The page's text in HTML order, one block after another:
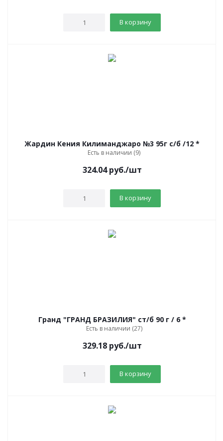
В корзину
Жардин Кения Килиманджаро №3 95г с/б /12 *
Есть в наличии (9)
324.04руб./шт
В корзину
Гранд "ГРАНД БРАЗИЛИЯ" ст/б 90 г / 6 *
Есть в наличии (27)
329.18руб./шт
В корзину